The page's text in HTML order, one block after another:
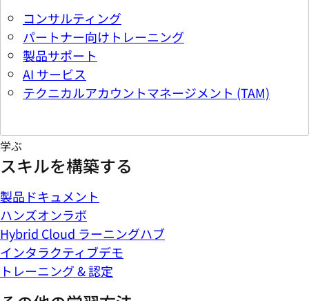
コンサルティング
パートナー向けトレーニング
製品サポート
AI サービス
テクニカルアカウントマネージメント (TAM)
学ぶ
スキルを構築する
製品ドキュメント
ハンズオンラボ
Hybrid Cloud ラーニングハブ
インタラクティブデモ
トレーニング & 認定